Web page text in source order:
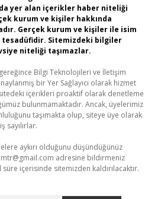
yer alan içerikler haber niteliği
kurum ve kişiler hakkında
Gerçek kurum ve kişiler ile isim
Sitemizdeki bilgiler
niteliği taşımazlar.
gereğince Bilgi Teknolojileri ve İletişim
bir Yer Sağlayıcı olarak hizmet
içerikleri proaktif olarak denetleme
bulunmamaktadır. Ancak, üyelerimiz
taşımakta olup, siteye üye olarak
sayılırlar.
aykırı olduğunu düşündüğünüz
adresine bildirmeniz
içerisinde sitemizden kaldırılacaktır.